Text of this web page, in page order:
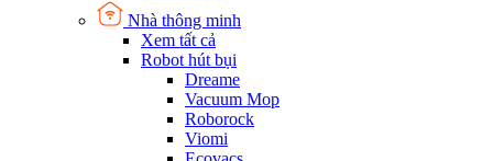
Nhà thông minh
Xem tất cả
Robot hút bụi
Dreame
Vacuum Mop
Roborock
Viomi